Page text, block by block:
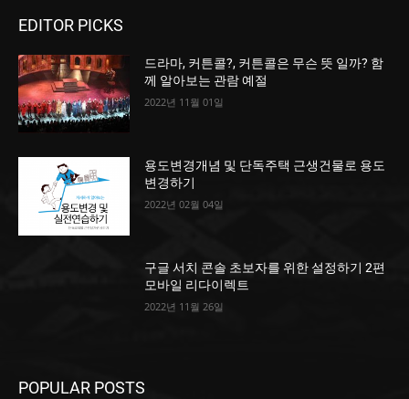
EDITOR PICKS
드라마, 커튼콜?, 커튼콜은 무슨 뜻 일까? 함
께 알아보는 관람 예절
2022년 11월 01일
용도변경개념 및 단독주택 근생건물로 용도
변경하기
2022년 02월 04일
구글 서치 콘솔 초보자를 위한 설정하기 2편
모바일 리다이렉트
2022년 11월 26일
POPULAR POSTS